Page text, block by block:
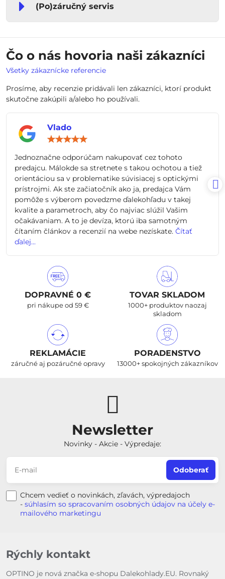
(Po)záručný servis
Čo o nás hovoria naši zákazníci
Všetky zákaznícke referencie
Prosíme, aby recenzie pridávali len zákazníci, ktorí produkt
skutočne zakúpili a/alebo ho používali.
Vlado
5
Jednoznačne odporúčam nakupovať cez tohoto
predajcu. Málokde sa stretnete s takou ochotou a tiež
orientáciou sa v problematike súvisiacej s optickými
prístrojmi. Ak ste začiatočník ako ja, predajca Vám
pomôže s výberom povedzme ďalekohľadu v takej
kvalite a parametroch, aby čo najviac slúžil Vašim
očakávaniam. A to je devíza, ktorú iba samotným
čítaním článkov a recenzií na webe nezískate. Čítať
ďalej...
DOPRAVNÉ 0 €
pri nákupe od 59 €
TOVAR SKLADOM
1000+ produktov naozaj
skladom
REKLAMÁCIE
záručné aj pozáručné opravy
PORADENSTVO
13000+ spokojných zákazníkov
Newsletter
Novinky - Akcie - Výpredaje:
Odoberať
Chcem vedieť o novinkách, zľavách, výpredajoch
- súhlasím so spracovaním osobných údajov na účely e-
mailového marketingu
Rýchly kontakt
OPTINO je nová značka e-shopu Dalekohlady.EU. Rovnaký